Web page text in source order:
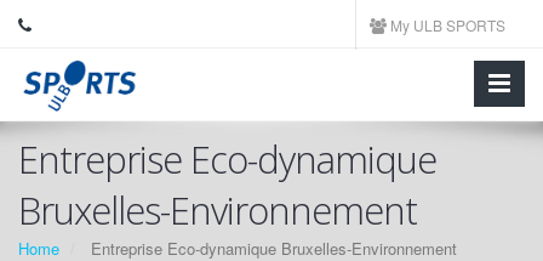
My ULB SPORTS
Entreprise Eco-dynamique
Bruxelles-Environnement
Home Entreprise Eco-dynamique Bruxelles-Environnement